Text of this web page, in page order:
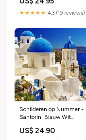
Hoesje
★★★★★ 4.3 (19 reviews)
Schilderen op Nummer -
Santorini Blauw Wit
US$ 24.90